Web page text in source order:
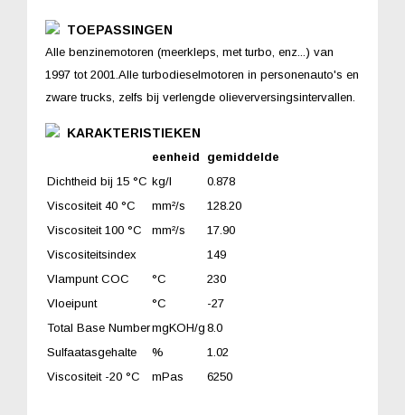
TOEPASSINGEN
Alle benzinemotoren (meerkleps, met turbo, enz...) van
1997 tot 2001.Alle turbodieselmotoren in personenauto's en
zware trucks, zelfs bij verlengde olieverversingsintervallen.
KARAKTERISTIEKEN
eenheid
gemiddelde
Dichtheid bij 15 °C kg/l
0.878
Viscositeit 40 °C
mm²/s
128.20
Viscositeit 100 °C
mm²/s
17.90
Viscositeitsindex
149
Vlampunt COC
°C
230
Vloeipunt
°C
-27
Total Base NumbermgKOH/g 8.0
Sulfaatasgehalte
%
1.02
Viscositeit -20 °C
mPas 6250